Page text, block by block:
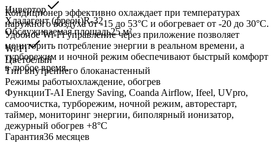
Кондиционер эффективно охлаждает при температурах
наружного воздуха от -15 до 53°C и обогревает от -20 до 30°C.
Удобное Wi-Fi управление через приложение позволяет
мониторить потребление энергии в реальном времени, а
турборежим и ночной режим обеспечивают быстрый комфорт
в любое время.
Инвертор
Хладагент (фреон)R-32
Обслуживаемая площадь25м²
Wi-Fi
Цветбелый
Тип внутреннего блоканастенный
Режимы работыохлаждение, обогрев
ФункцииT-AI Energy Saving, Coanda Airflow, Ifeel, UVpro,
самоочистка, турборежим, ночной режим, авторестарт,
таймер, мониторинг энергии, биполярный ионизатор,
дежурный обогрев +8°C
Гарантия36 месяцев